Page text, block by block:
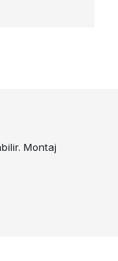
Montaj